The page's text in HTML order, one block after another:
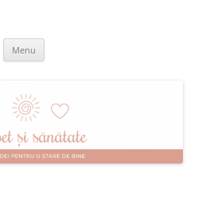
Menu